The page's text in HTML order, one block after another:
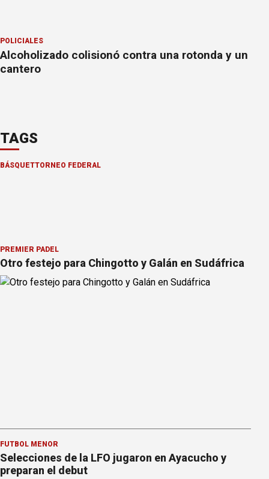
POLICIALES
Alcoholizado colisionó contra una rotonda y un
cantero
TAGS
BÁSQUETTORNEO FEDERAL
PREMIER PÁDEL
Otro festejo para Chingotto y Galán en Sudáfrica
FÚTBOL MENOR
Selecciones de la LFO jugaron en Ayacucho y
preparan el debut